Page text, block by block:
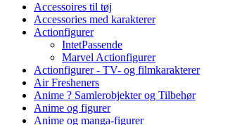
Accessoires til tøj
Accessories med karakterer
Actionfigurer
IntetPassende
Marvel Actionfigurer
Actionfigurer - TV- og filmkarakterer
Air Fresheners
Anime ? Samlerobjekter og Tilbehør
Anime og figurer
Anime og manga-figurer